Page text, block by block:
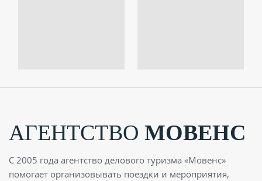
АГЕНТСТВО МОВЕНС
С 2005 года агентство делового туризма «Мовенс»
помогает организовывать поездки и мероприятия,